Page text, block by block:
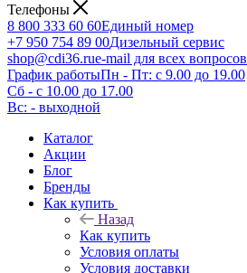
Телефоны
8 800 333 60 60Единый номер
+7 950 754 89 00Дизельный сервис
shop@cdi36.rue-mail для всех вопросов
График работыПн - Пт: с 9.00 до 19.00
Сб - с 10.00 до 17.00
Вс: - выходной
Каталог
Акции
Блог
Бренды
Как купить
Назад
Как купить
Условия оплаты
Условия доставки